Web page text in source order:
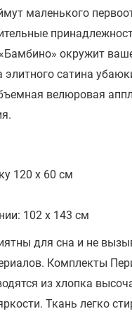
маленького
окружит
сатина
велюровая
120 х 60 см
102 х 143 см
для сна и не
Комплекты
из хлопка
Ткань легко